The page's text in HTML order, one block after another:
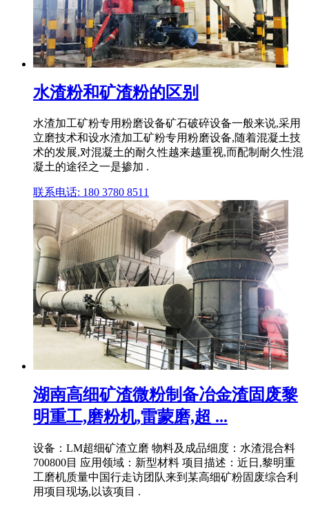
水渣粉和矿渣粉的区别
水渣加工矿粉专用粉磨设备矿石破碎设备一般来说,采用
立磨技术和设水渣加工矿粉专用粉磨设备,随着混凝土技
术的发展,对混凝土的耐久性越来越重视,而配制耐久性混
凝土的途径之一是掺加 .
联系电话: 180 3780 8511
湖南高细矿渣微粉制备冶金渣固废黎
明重工,磨粉机,雷蒙磨,超 ...
设备：LM超细矿渣立磨 物料及成品细度：水渣混合料
700800目 应用领域：新型材料 项目描述：近日,黎明重
工磨机质量中国行走访团队来到某高细矿粉固废综合利
用项目现场,以该项目 .